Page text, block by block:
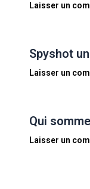
Laisser un
Spyshot
Laisser un
Qui
Laisser un